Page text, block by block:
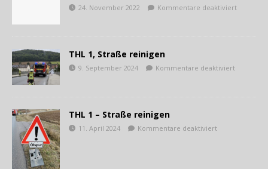
24. November 2022 Kommentare deaktiviert
THL 1, Straße reinigen
9. September 2024 Kommentare deaktiviert
THL 1 – Straße reinigen
11. April 2024 Kommentare deaktiviert